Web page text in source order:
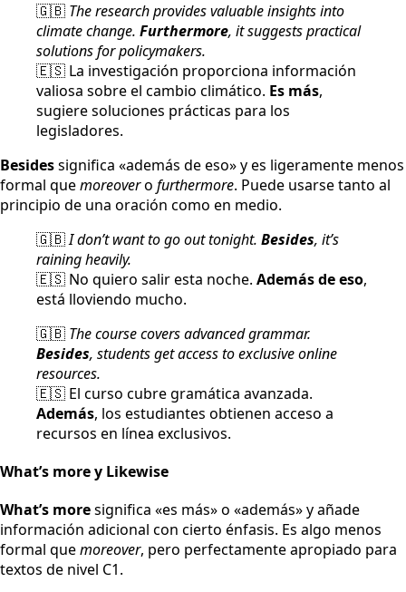
🇬🇧 The research provides valuable insights into
climate change. Furthermore, it suggests practical
solutions for policymakers.
🇪🇸 La investigación proporciona información
valiosa sobre el cambio climático. Es más,
sugiere soluciones prácticas para los
legisladores.
Besidessignifica «además de eso» y es ligeramente menos
formal quemoreovero furthermore. Puede usarse tanto al
principio de una oración como en medio.
🇬🇧I don’t want to go out tonight. Besides, it’s
raining heavily.
🇪🇸 No quiero salir esta noche. Además de eso,
está lloviendo mucho.
🇬🇧 The course covers advanced grammar.
Besides, students get access to exclusive online
resources.
🇪🇸 El curso cubre gramática avanzada.
Además, los estudiantes obtienen acceso a
recursos en línea exclusivos.
What’s more y Likewise
What’s moresignifica «es más» o «además» y añade
información adicional con cierto énfasis. Es algo menos
formal quemoreover, pero perfectamente apropiado para
textos de nivel C1.